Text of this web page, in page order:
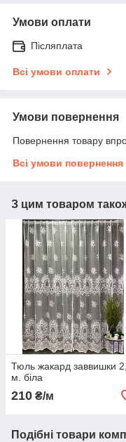
Умови оплати
Післяплата
Всі умови оплати
Умови повернення
Повернення товару
Всі умови повернення
З цим товаром
Тюль жакард заввишки
м. біла
210 ₴/м
Подібні товари